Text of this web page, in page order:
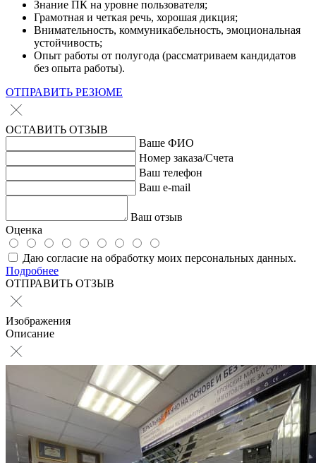
Знание ПК на уровне пользователя;
Грамотная и четкая речь, хорошая дикция;
Внимательность, коммуникабельность, эмоциональная
устойчивость;
Опыт работы от полугода (рассматриваем кандидатов
без опыта работы).
ОТПРАВИТЬ РЕЗЮМЕ
ОСТАВИТЬ ОТЗЫВ
Ваше ФИО
Номер заказа/Счета
Ваш телефон
Ваш e-mail
Ваш отзыв
Оценка
Даю согласие на обработку моих персональных данных.
Подробнее
ОТПРАВИТЬ ОТЗЫВ
Изображения
Описание